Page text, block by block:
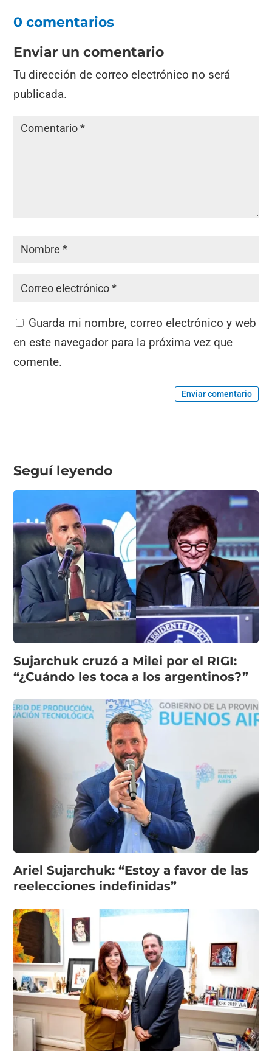
0 comentarios
Enviar un comentario
Tu dirección de correo electrónico no será
publicada.
Guarda mi nombre, correo electrónico y web
en este navegador para la próxima vez que
comente.
Enviar comentario
Seguí leyendo
Sujarchuk cruzó a Milei por el RIGI:
“¿Cuándo les toca a los argentinos?”
Ariel Sujarchuk: “Estoy a favor de las
reelecciones indefinidas”